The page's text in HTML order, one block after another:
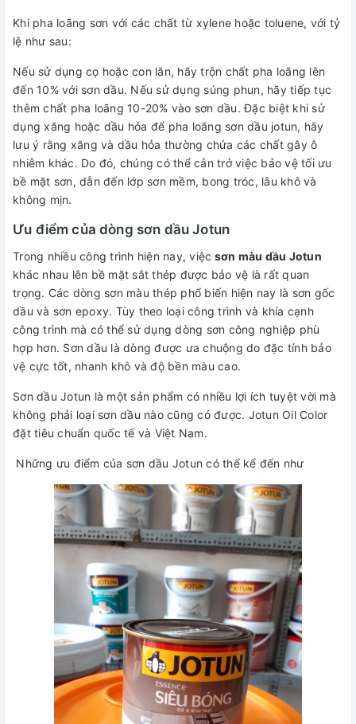
Khi pha loãng sơn với các chất từ ​​xylene hoặc toluene, với tỷ
lệ như sau:
Nếu sử dụng cọ hoặc con lăn, hãy trộn chất pha loãng lên
đến 10% với sơn dầu. Nếu sử dụng súng phun, hãy tiếp tục
thêm chất pha loãng 10-20% vào sơn dầu. Đặc biệt khi sử
dụng xăng hoặc dầu hỏa để pha loãng sơn dầu jotun, hãy
lưu ý rằng xăng và dầu hỏa thường chứa các chất gây ô
nhiễm khác. Do đó, chúng có thể cản trở việc bảo vệ tối ưu
bề mặt sơn, dẫn đến lớp sơn mềm, bong tróc, lâu khô và
không mịn.
Ưu điểm của dòng sơn dầu Jotun
Trong nhiều công trình hiện nay, việc sơn màu dầu Jotun
khác nhau lên bề mặt sắt thép được bảo vệ là rất quan
trọng. Các dòng sơn màu thép phổ biến hiện nay là sơn gốc
dầu và sơn epoxy. Tùy theo loại công trình và khía cạnh
công trình mà có thể sử dụng dòng sơn công nghiệp phù
hợp hơn. Sơn dầu là dòng được ưa chuộng do đặc tính bảo
vệ cực tốt, nhanh khô và độ bền màu cao.
Sơn dầu Jotun là một sản phẩm có nhiều lợi ích tuyệt vời mà
không phải loại sơn dầu nào cũng có được. Jotun Oil Color
đặt tiêu chuẩn quốc tế và Việt Nam.
Những ưu điểm của sơn dầu Jotun có thể kể đến như